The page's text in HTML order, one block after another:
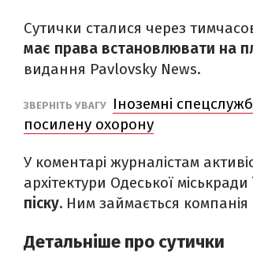
Сутички сталися через
має права встановлювати на
видання Pavlovsky News.
ЗВЕРНІТЬ УВАГУ
Іноземні
посилену охорону
У коментарі журналістам
архітектури Одеської
піску. Ним займається
Детальніше про сутички